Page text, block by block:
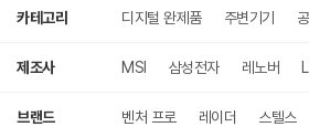
카테고리 디지털 완제품 주변기기
제조사 MSI 삼성전자 레노버
브랜드 벤처 프로 레이더 스텔스